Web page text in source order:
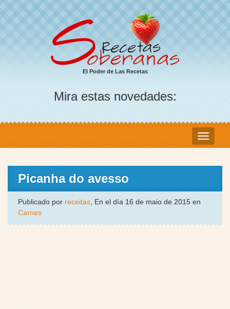
El Poder de Las Recetas
Mira estas novedades:
Picanha do avesso
Publicado por receitas, En el día 16 de maio de 2015 en
Carnes